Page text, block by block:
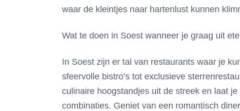
waar de kleintjes naar hartenlust kunnen
Wat te doen in Soest wanneer je graag uit
In Soest zijn er tal van restaurants waar je
sfeervolle bistro’s tot exclusieve
culinaire hoogstandjes uit de streek en laat
combinaties. Geniet van een romantisch